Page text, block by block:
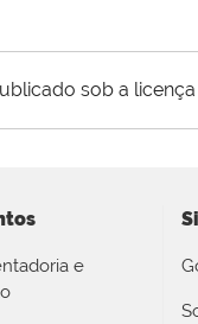
sob a licença
e